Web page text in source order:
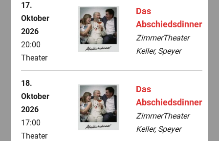
17.
Oktober
2026
20:00
Theater
Das
Abschiedsdinner
ZimmerTheater
Keller, Speyer
18.
Oktober
2026
17:00
Theater
Das
Abschiedsdinner
ZimmerTheater
Keller, Speyer